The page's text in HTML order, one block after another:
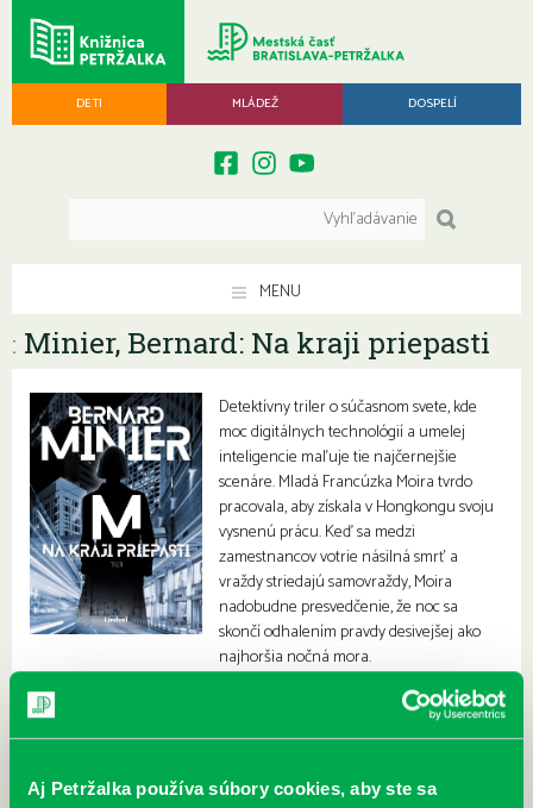
Aj Petržalka používa súbory cookies, aby ste sa
DETI MLÁDEŽ DOSPELÍ
MENU
: Minier, Bernard: Na kraji priepasti
Detektívny triler o súčasnom svete, kde
moc digitálnych technológií a umelej
inteligencie maľuje tie najčernejšie
scenáre. Mladá Francúzka Moira tvrdo
pracovala, aby získala v Hongkongu svoju
vysnenú prácu. Keď sa medzi
zamestnancov votrie násilná smrť a
vraždy striedajú samovraždy, Moira
nadobudne presvedčenie, že noc sa
skončí odhalením pravdy desivejšej ako
najhoršia nočná mora.